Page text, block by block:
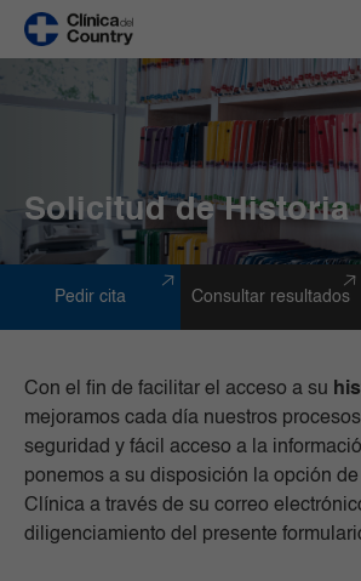
Solicitud de Historia
Pedir cita Consultar resultados
Con el fin de facilitar el acceso a su
mejoramos cada día nuestros
seguridad y fácil acceso a la
ponemos a su disposición la opción
Clínica a través de su correo
diligenciamiento del presente